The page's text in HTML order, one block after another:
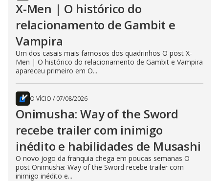
X-Men | O histórico do
relacionamento de Gambit e
Vampira
Um dos casais mais famosos dos quadrinhos O post X-
Men | O histórico do relacionamento de Gambit e Vampira
apareceu primeiro em O...
O VÍCIO / 07/08/2026
Onimusha: Way of the Sword
recebe trailer com inimigo
inédito e habilidades de Musashi
O novo jogo da franquia chega em poucas semanas O
post Onimusha: Way of the Sword recebe trailer com
inimigo inédito e...